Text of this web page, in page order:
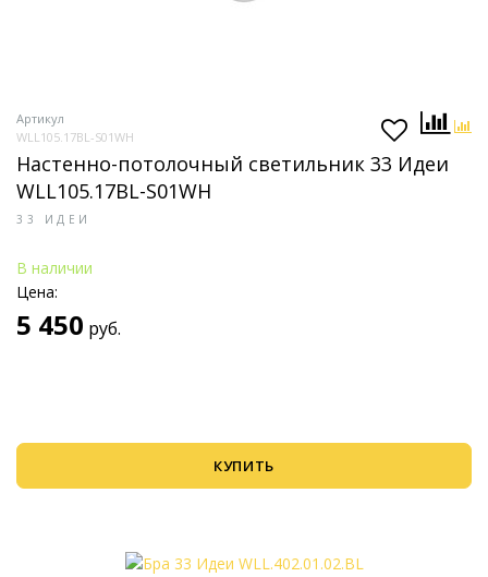
Артикул
WLL105.17BL-S01WH
Настенно-потолочный светильник 33 Идеи
WLL105.17BL-S01WH
33 ИДЕИ
В наличии
Цена:
5 450 руб.
КУПИТЬ